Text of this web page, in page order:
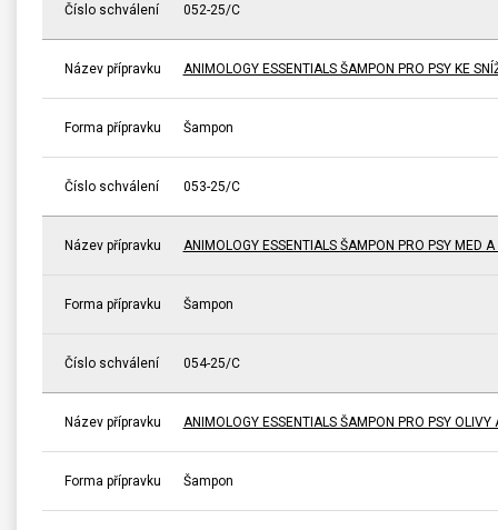
Číslo schválení 052-25/C
Název přípravku ANIMOLOGY ESSENTIALS ŠAMPON PRO PSY KE
Forma přípravku Šampon
Číslo schválení 053-25/C
Název přípravku ANIMOLOGY ESSENTIALS ŠAMPON PRO PSY MED
Forma přípravku Šampon
Číslo schválení 054-25/C
Název přípravku ANIMOLOGY ESSENTIALS ŠAMPON PRO PSY OLIVY
Forma přípravku Šampon